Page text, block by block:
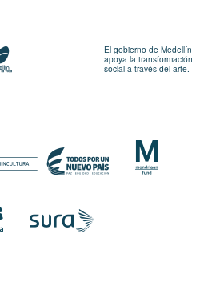
El gobierno de Medellín
apoya la transformación
social a través del arte.